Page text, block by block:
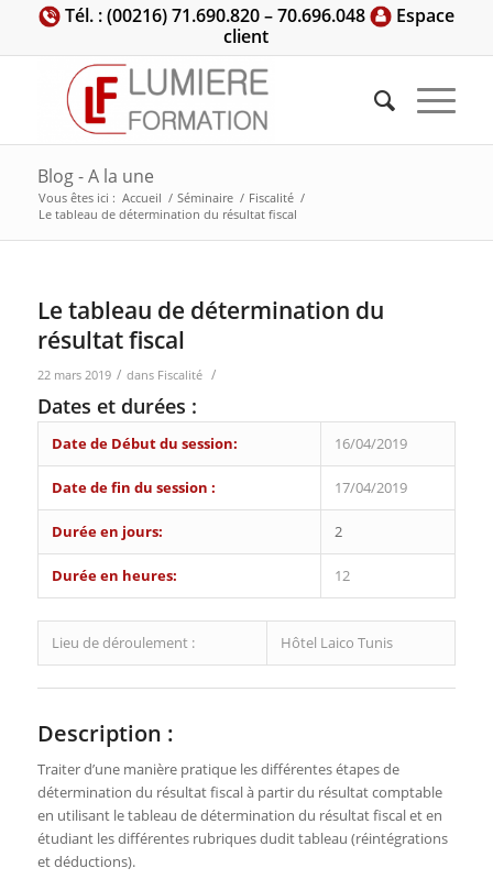
Tél. : (00216) 71.690.820 – 70.696.048
Espace
client
Blog - A la une
Vous êtes ici : Accueil / Séminaire / Fiscalité /
Le tableau de détermination du résultat fiscal
Le tableau de détermination du
résultat fiscal
22 mars 2019 / dans Fiscalité /
Dates et durées :
Date de Début du session: 16/04/2019
Date de fin du session : 17/04/2019
Durée en jours: 2
Durée en heures: 12
Lieu de déroulement : Hôtel Laico Tunis
Description :
Traiter d’une manière pratique les différentes étapes de
détermination du résultat fiscal à partir du résultat comptable
en utilisant le tableau de détermination du résultat fiscal et en
étudiant les différentes rubriques dudit tableau (réintégrations
et déductions).